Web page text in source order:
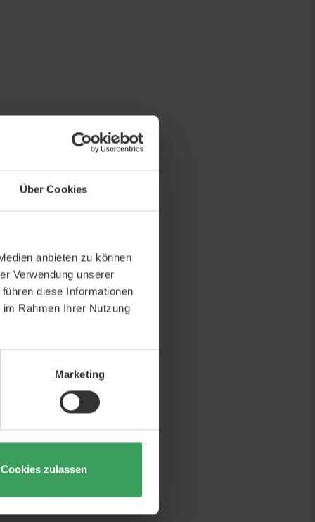
Über Cookies
anbieten zu können
Verwendung unserer
diese Informationen
Rahmen Ihrer Nutzung
Marketing
Cookies zulassen